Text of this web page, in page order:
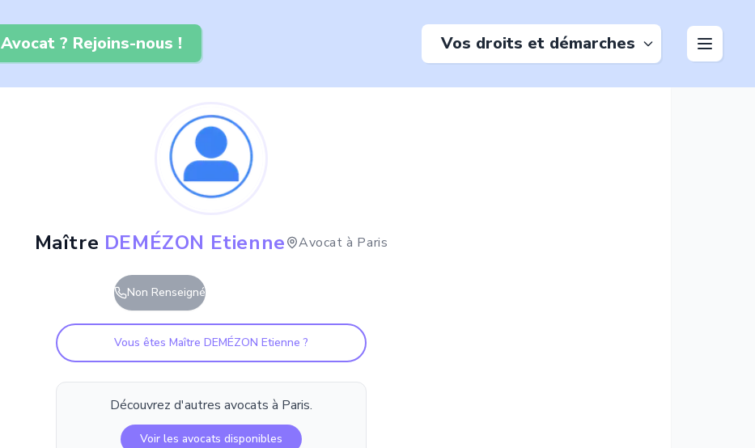
Avocat ? Rejoins-nous ! Vos droits et démarches
Maître DEMÉZON Etienne Avocat à Paris
Non Renseigné
Vous êtes Maître DEMÉZON Etienne ?
Découvrez d'autres avocats à Paris.
Voir les avocats disponibles